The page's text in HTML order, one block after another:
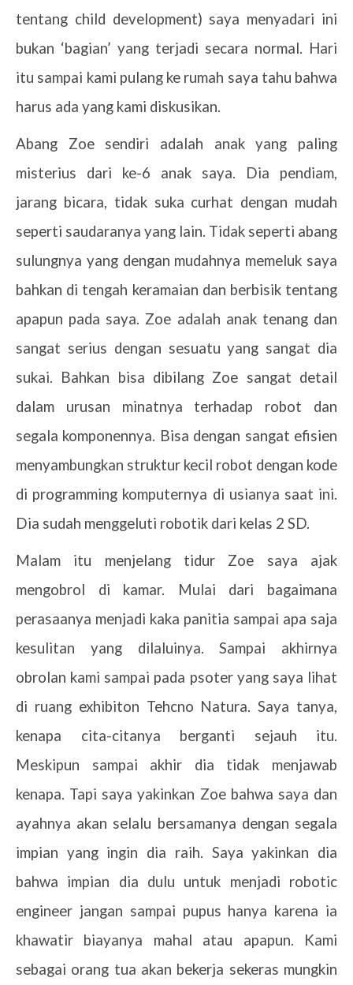
tentang child development) saya menyadari ini
bukan ‘bagian’ yang terjadi secara normal. Hari
itu sampai kami pulang ke rumah saya tahu bahwa
harus ada yang kami diskusikan.
Abang Zoe sendiri adalah anak yang paling
misterius dari ke-6 anak saya. Dia pendiam,
jarang bicara, tidak suka curhat dengan mudah
seperti saudaranya yang lain. Tidak seperti abang
sulungnya yang dengan mudahnya memeluk saya
bahkan di tengah keramaian dan berbisik tentang
apapun pada saya. Zoe adalah anak tenang dan
sangat serius dengan sesuatu yang sangat dia
sukai. Bahkan bisa dibilang Zoe sangat detail
dalam urusan minatnya terhadap robot dan
segala komponennya. Bisa dengan sangat efisien
menyambungkan struktur kecil robot dengan kode
di programming komputernya di usianya saat ini.
Dia sudah menggeluti robotik dari kelas 2 SD.
Malam itu menjelang tidur Zoe saya ajak
mengobrol di kamar. Mulai dari bagaimana
perasaanya menjadi kaka panitia sampai apa saja
kesulitan yang dilaluinya. Sampai akhirnya
obrolan kami sampai pada psoter yang saya lihat
di ruang exhibiton Tehcno Natura. Saya tanya,
kenapa cita-citanya berganti sejauh itu.
Meskipun sampai akhir dia tidak menjawab
kenapa. Tapi saya yakinkan Zoe bahwa saya dan
ayahnya akan selalu bersamanya dengan segala
impian yang ingin dia raih. Saya yakinkan dia
bahwa impian dia dulu untuk menjadi robotic
engineer jangan sampai pupus hanya karena ia
khawatir biayanya mahal atau apapun. Kami
sebagai orang tua akan bekerja sekeras mungkin